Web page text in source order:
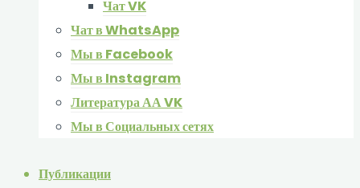
Чат VK
Чат в WhatsApp
Мы в Facebook
Мы в Instagram
Литература АА VK
Мы в Социальных сетях
Публикации